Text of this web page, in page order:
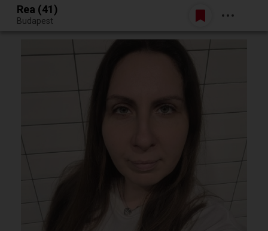
Egy jó randiból bármi lehet.
Belépés
Rea (41)
Budapest